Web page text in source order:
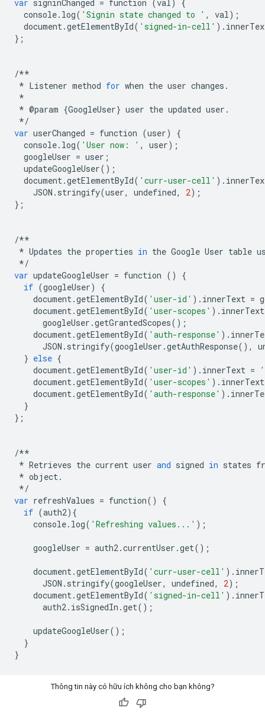
var signinChanged = function (val )
{
console. log( 'Signin state changed to ' , val);
document.getElementById( 'signed-in-cell' ) .
};
/**
* Listener method for when the user changes .
*
* @param {GoogleUser} user the updated user .
*/
var userChanged = function (user)
{
console. log( 'User now: ' , user);
googleUser = user ;
updateGoogleUser();
document.getElementById( 'curr-user-cell' ) .
JSON . stringify(user, undefined, 2);
};
/**
* Updates the properties in the Google User table
*/
var updateGoogleUser = function ()
{
if (googleUser)
{
document.getElementById( 'user-id' ) . innerText =
document.getElementById( 'user-scopes' ) . innerText
googleUser .getGrantedScopes();
document.getElementById( 'auth-response' ) .
JSON . stringify(googleUser .getAuthResponse(),
} else {
document.getElementById( 'user-id' ) . innerText =
document.getElementById( 'user-scopes' ) . innerText
document.getElementById( 'auth-response' ) .
}
};
/**
* Retrieves the current user and signed in states
* object.
*/
var refreshValues = function()
{
if (auth2){
console. log( 'Refreshing values...' );
googleUser = auth2.currentUser .get();
document.getElementById( 'curr-user-cell' ) .
JSON . stringify(googleUser, undefined, 2);
document.getElementById( 'signed-in-cell' ) .
auth2. isSignedIn .get();
updateGoogleUser();
}
}
Thông tin này có hữu ích không cho bạn không?